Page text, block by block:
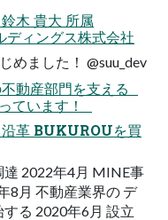
貴⼤ 所属
ィングス株式会社
めました！ @suu_dev
動産部門を支える
ています！
BUKUROUを買
達 2022年4⽉ MINE事
8⽉ 不動産業界の デ
る 2020年6⽉ 設⽴